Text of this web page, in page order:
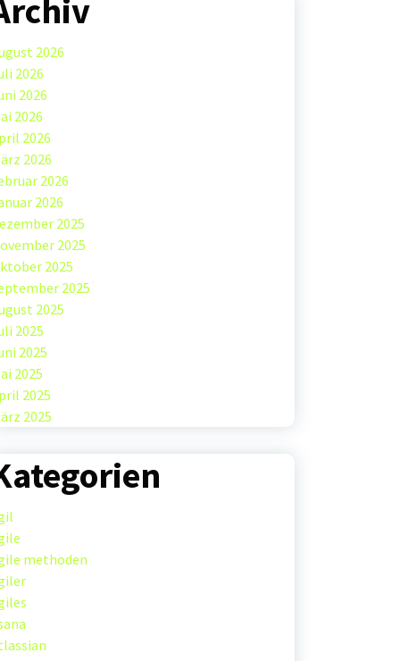
2026
2026
2026
2026
2026
2026
2026
2026
2025
2025
2025
2025
2025
2025
2025
2025
2025
2025
methoden